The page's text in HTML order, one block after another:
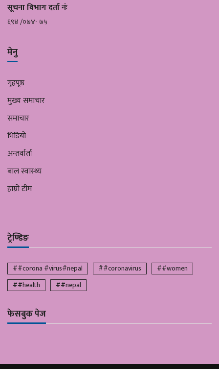
सूचना विभाग दर्ता नंः
६९४ /०७४- ७५
मेनु
गृहपृष्ठ
मुख्य समाचार
समाचार
भिडियो
अन्तर्वार्ता
बाल स्वास्थ्य
हाम्रो टीम
ट्रेण्डिङ
##corona #virus#nepal ##coronavirus
##women
##health
##nepal
फेसबुक पेज